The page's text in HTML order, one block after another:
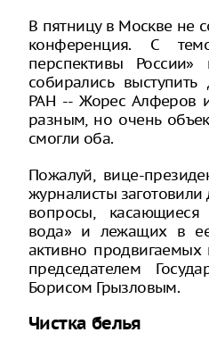
В пятницу в Москве не
конференция. С
перспективы
собирались
РАН -- Жорес Алферов
разным, но очень
смогли оба.
Пожалуй, вице-
журналисты
вопросы,
вода» и лежащих в
активно
председателем
Борисом Грызловым.
Чистка белья